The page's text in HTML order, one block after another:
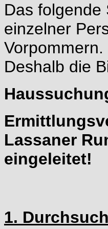
Das folgende
einzelner
Vorpommern.
Deshalb die
Lassaner
eingeleitet!
1.